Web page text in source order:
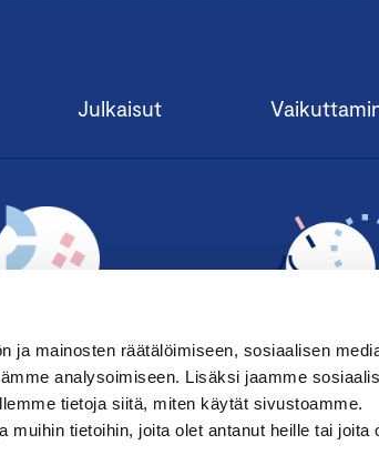
ja mainosten räätälöimiseen, sosiaalisen
analysoimiseen. Lisäksi jaamme
tietoja siitä, miten käytät sivustoamme.
muihin tietoihin, joita olet antanut heille tai joita
Julkaisut
UUTISKIRJE › LIITY